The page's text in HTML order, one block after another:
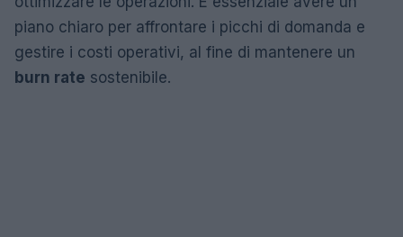
piano chiaro per affrontare i picchi di domanda e
gestire i costi operativi, al fine di mantenere un
burn rate sostenibile.